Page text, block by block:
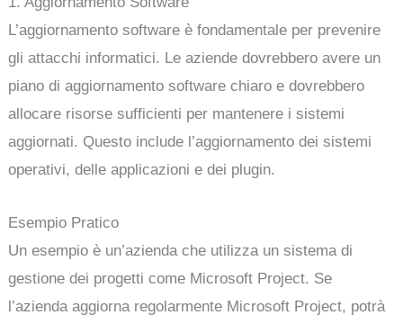
L’aggiornamento software è fondamentale per prevenire
gli attacchi informatici. Le aziende dovrebbero avere un
piano di aggiornamento software chiaro e dovrebbero
allocare risorse sufficienti per mantenere i sistemi
aggiornati. Questo include l’aggiornamento dei sistemi
operativi, delle applicazioni e dei plugin.
Esempio Pratico
Un esempio è un’azienda che utilizza un sistema di
gestione dei progetti come Microsoft Project. Se
l’azienda aggiorna regolarmente Microsoft Project, potrà